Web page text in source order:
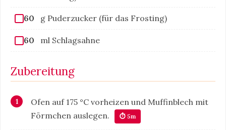
60 g Puderzucker (für das Frosting)
60 ml Schlagsahne
Zubereitung
Ofen auf 175 °C vorheizen und Muffinblech mit
Förmchen auslegen.
⏱ 5m